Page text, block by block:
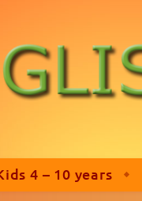
4 – 10 years